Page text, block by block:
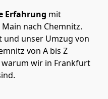
Erfahrung mit
nach Chemnitz.
und unser Umzug von
von A bis Z
wir in Frankfurt